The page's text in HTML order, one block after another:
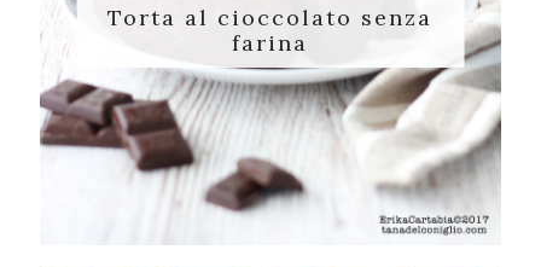
Torta al cioccolato senza
farina